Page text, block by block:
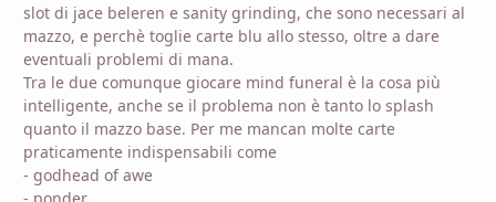
slot di jace beleren e sanity grinding, che sono necessari al
mazzo, e perchè toglie carte blu allo stesso, oltre a dare
eventuali problemi di mana.
Tra le due comunque giocare mind funeral è la cosa più
intelligente, anche se il problema non è tanto lo splash
quanto il mazzo base. Per me mancan molte carte
praticamente indispensabili come
- godhead of awe